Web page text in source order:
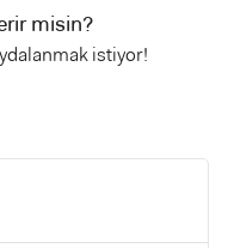
misin?
istiyor!